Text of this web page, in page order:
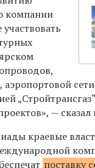
компании
— сказал
краевые
поставку